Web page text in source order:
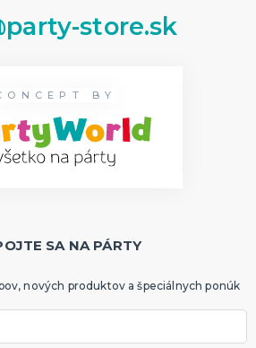
store.sk
BY
SA NA PÁRTY
nových produktov a špeciálnych ponúk